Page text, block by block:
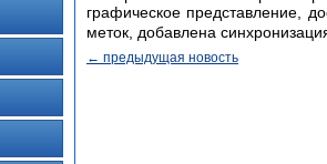
графическое представление,
меток, добавлена
← предыдущая новость